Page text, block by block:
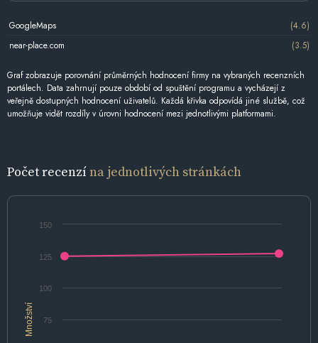
GoogleMaps
(4.6)
near-place.com
(3.5)
Graf zobrazuje porovnání průměrných hodnocení firmy na vybraných recenzních
portálech. Data zahrnují pouze období od spuštění programu a vycházejí z
veřejně dostupných hodnocení uživatelů. Každá křivka odpovídá jiné službě, což
umožňuje vidět rozdíly v úrovni hodnocení mezi jednotlivými platformami.
Počet recenzína jednotlivých stránkách
Množství 75
100
125
150